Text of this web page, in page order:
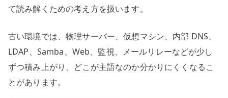
て読み解くための考え方を扱います。
古い環境では、物理サーバー、仮想マシン、内部 DNS、
LDAP、Samba、Web、監視、メールリレーなどが少し
ずつ積み上がり、どこが主語なのか分かりにくくなるこ
とがあります。